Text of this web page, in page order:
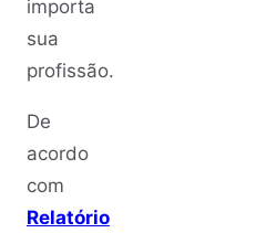
importa
sua
profissão.
De
acordo
com
Relatório